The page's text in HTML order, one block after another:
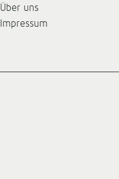
Über uns
Impressum